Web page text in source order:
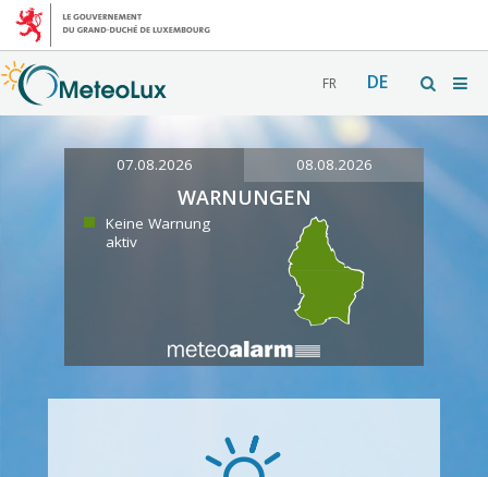
FR DE
07.08.2026 08.08.2026
WARNUNGEN
Keine Warnung
aktiv